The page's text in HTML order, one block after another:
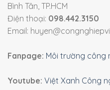
Bình Tân, TP.HCM
Điện thoại: 098.442.3150
Email:
Fanpage: Môi trường công
Youtube: Việt Xanh Công